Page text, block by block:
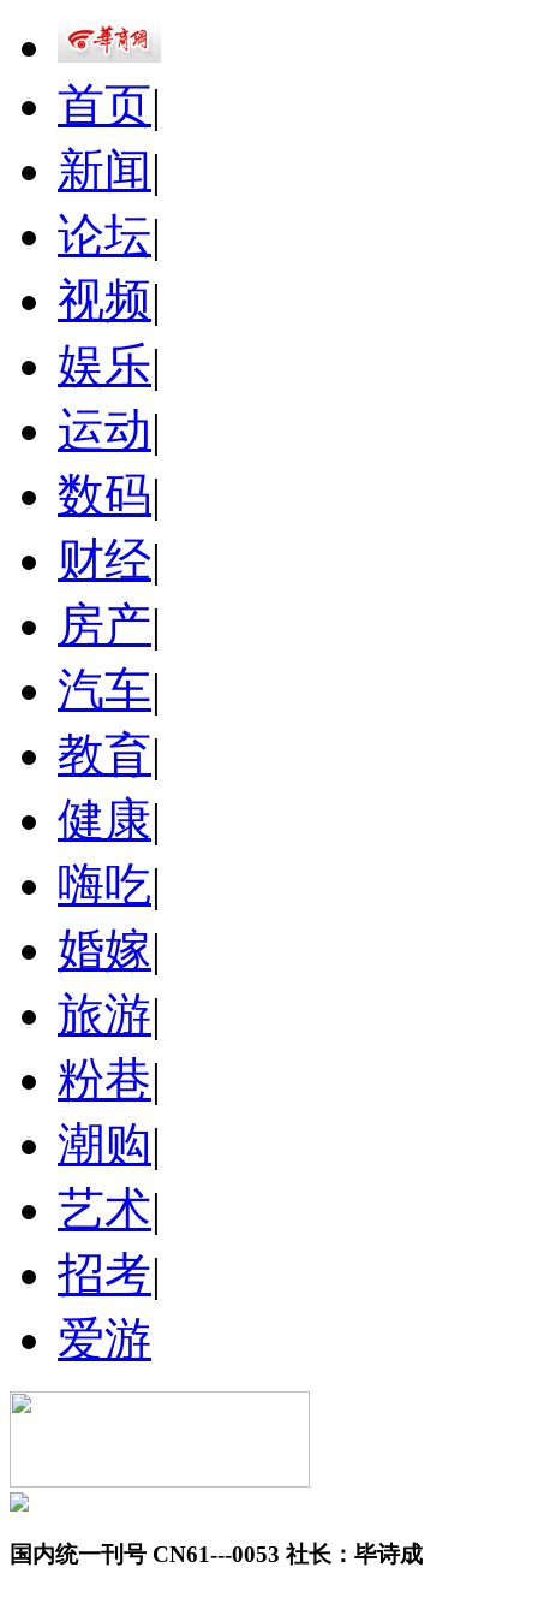
首页|
新闻|
论坛|
视频|
娱乐|
运动|
数码|
财经|
房产|
汽车|
教育|
健康|
嗨吃|
婚嫁|
旅游|
粉巷|
潮购|
艺术|
招考|
爱游
国内统一刊号 CN61---0053 社长：毕诗成